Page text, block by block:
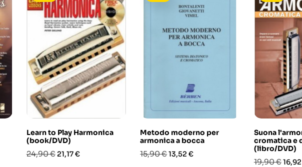
Learn to Play Harmonica
(book/DVD)
Prezzo
24,90 € Prezzo
21,17 €
Metodo moderno per
armonica a bocca
Prezzo
15,90 €Prezzo
13,52 €
Suona
cromatica e
(libro/DVD)
Prezzo
19,90 €